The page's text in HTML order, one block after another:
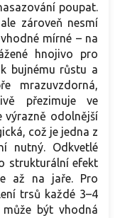
poupat.
zároveň nesmí
mírné – na
hnojivo pro
bujnému růstu a
mrazuvzdorná,
přezimuje ve
výrazně odolnější
což je jedna z
nutný. Odkvetlé
strukturální efekt
až na jaře. Pro
trsů každé 3–4
být vhodná